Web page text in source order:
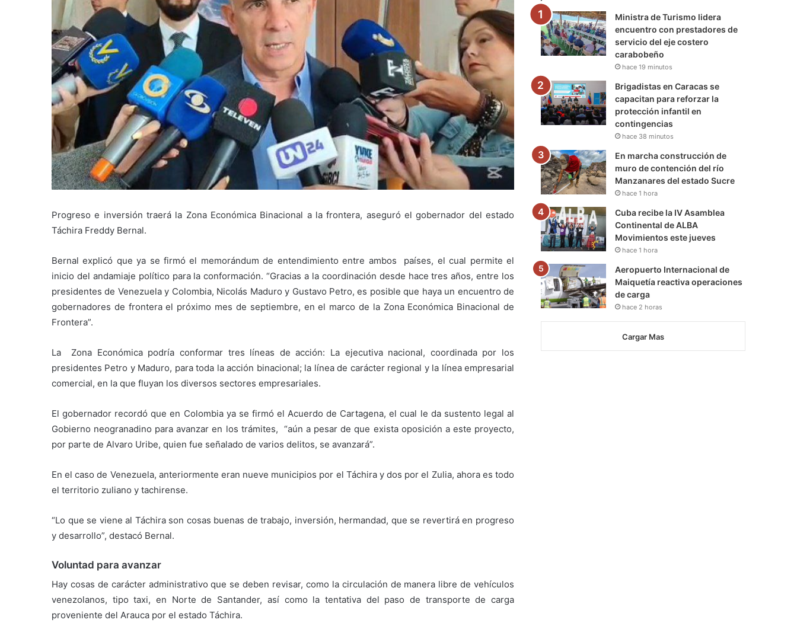
Progreso e inversión traerá la Zona Económica Binacional a la frontera, aseguró el gobernador del estado
Táchira Freddy Bernal.
Bernal explicó que ya se firmó el memorándum de entendimiento entre ambos países, el cual permite el
inicio del andamiaje político para la conformación. “Gracias a la coordinación desde hace tres años, entre los
presidentes de Venezuela y Colombia, Nicolás Maduro y Gustavo Petro, es posible que haya un encuentro de
gobernadores de frontera el próximo mes de septiembre, en el marco de la Zona Económica Binacional de
Frontera”.
La Zona Económica podría conformar tres líneas de acción: La ejecutiva nacional, coordinada por los
presidentes Petro y Maduro, para toda la acción binacional; la línea de carácter regional y la línea empresarial
comercial, en la que fluyan los diversos sectores empresariales.
El gobernador recordó que en Colombia ya se firmó el Acuerdo de Cartagena, el cual le da sustento legal al
Gobierno neogranadino para avanzar en los trámites, “aún a pesar de que exista oposición a este proyecto,
por parte de Alvaro Uribe, quien fue señalado de varios delitos, se avanzará”.
En el caso de Venezuela, anteriormente eran nueve municipios por el Táchira y dos por el Zulia, ahora es todo
el territorio zuliano y tachirense.
“Lo que se viene al Táchira son cosas buenas de trabajo, inversión, hermandad, que se revertirá en progreso
y desarrollo”, destacó Bernal.
Voluntad para avanzar
Hay cosas de carácter administrativo que se deben revisar, como la circulación de manera libre de vehículos
venezolanos, tipo taxi, en Norte de Santander, así como la tentativa del paso de transporte de carga
proveniente del Arauca por el estado Táchira.
k
a
m
m
Ministra de Turismo lidera
encuentro con prestadores de
servicio del eje costero
carabobeño
hace 19 minutos
Brigadistas en Caracas se
capacitan para reforzar la
protección infantil en
contingencias
hace 38 minutos
En marcha construcción de
muro de contención del río
Manzanares del estado Sucre
hace 1 hora
Cuba recibe la IV Asamblea
Continental de ALBA
Movimientos este jueves
hace 1 hora
Aeropuerto Internacional de
Maiquetía reactiva operaciones
de carga
hace 2 horas
Cargar Mas